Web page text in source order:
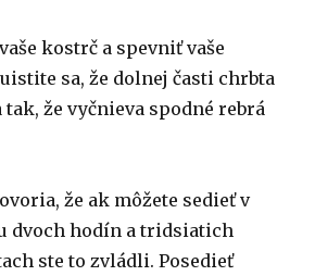
kostrč a spevniť vaše
sa, že dolnej časti chrbta
že vyčnieva spodné rebrá
že ak môžete sedieť v
dvoch hodín a tridsiatich
ste to zvládli. Posedieť